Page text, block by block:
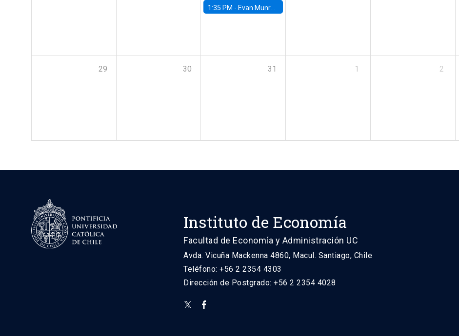
1:35 PM - Evan Munro, Neyman Visiting Assistant Professor in the Department of Statistics at UC Berkeley
29 30 31 1 2
Instituto de Economía
Facultad de Economía y Administración UC
Avda. Vicuña Mackenna 4860, Macul. Santiago, Chile
Teléfono: +56 2 2354 4303
Dirección de Postgrado: +56 2 2354 4028